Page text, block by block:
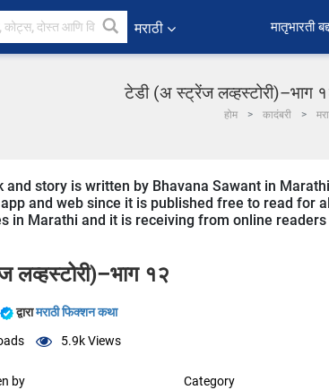
मराठी ﻿मातृभारती
टेडी (अ स्ट्रेंज लव्हस्टोरी)–भाग
होम कादंबरी
and story is written by Bhavana Sawant in
and web since it is published free to read for
in Marathi and it is receiving from online
लव्हस्टोरी)–भाग १२
द्वारामराठी फिक्शन कथा
5.9kViews
by
Category